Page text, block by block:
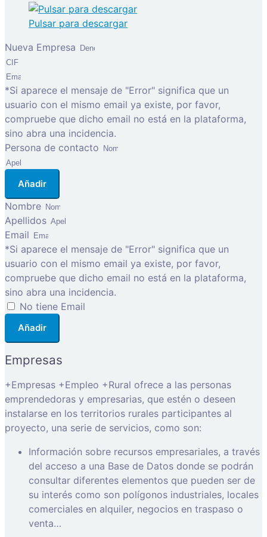
Pulsar para descargar
Nueva Empresa
*Si aparece el mensaje de "Error" significa que un
usuario con el mismo email ya existe, por favor,
compruebe que dicho email no está en la plataforma,
sino abra una incidencia.
Persona de contacto
Añadir
Nombre
Apellidos
Email
*Si aparece el mensaje de "Error" significa que un
usuario con el mismo email ya existe, por favor,
compruebe que dicho email no está en la plataforma,
sino abra una incidencia.
No tiene Email
Añadir
Empresas
+Empresas +Empleo +Rural ofrece a las personas
emprendedoras y empresarias, que estén o deseen
instalarse en los territorios rurales participantes al
proyecto, una serie de servicios, como son:
Información sobre recursos empresariales, a través
del acceso a una Base de Datos donde se podrán
consultar diferentes elementos que pueden ser de
su interés como son polígonos industriales, locales
comerciales en alquiler, negocios en traspaso o
venta…